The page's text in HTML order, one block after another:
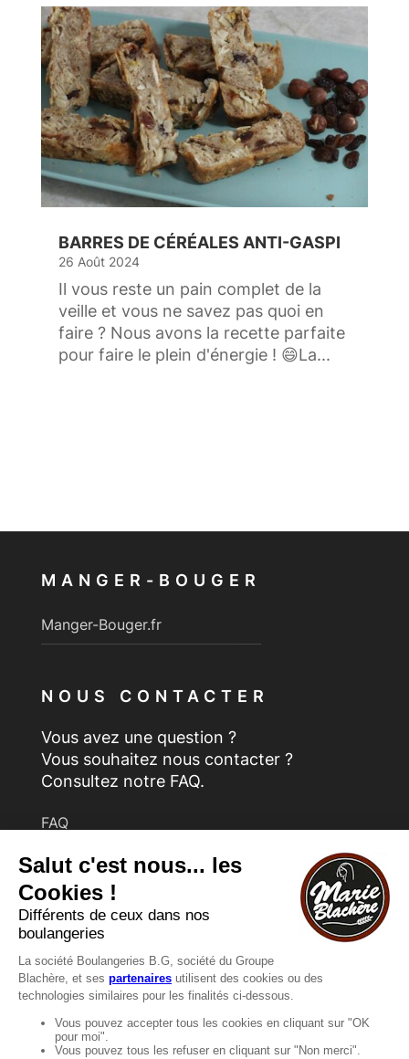
BARRES DE CÉRÉALES ANTI-GASPI
26 Août 2024
Il vous reste un pain complet de la
veille et vous ne savez pas quoi en
faire ? Nous avons la recette parfaite
pour faire le plein d'énergie ! 😄La...
MANGER-BOUGER
Manger-Bouger.fr
NOUS CONTACTER
Vous avez une question ?
Vous souhaitez nous contacter ?
Consultez notre FAQ.
FAQ
Recrutement
MENTIONS
Mentions légales
Protection des données